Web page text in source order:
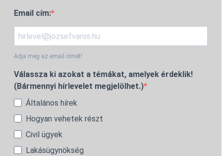
Email cím:
Adja meg az email címét!
Válassza ki azokat a témákat, amelyek érdeklik!
(Bármennyi hírlevelet megjelölhet.)
Általános hírek
Hogyan vehetek részt
Civil ügyek
Lakásügynökség